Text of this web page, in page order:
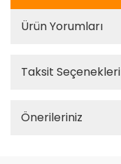
Ürün Yorumları
Taksit Seçenekleri
Önerileriniz